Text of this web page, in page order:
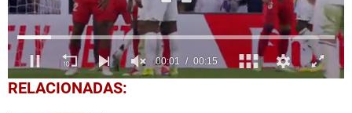
0
seconds
RELACIONADAS: